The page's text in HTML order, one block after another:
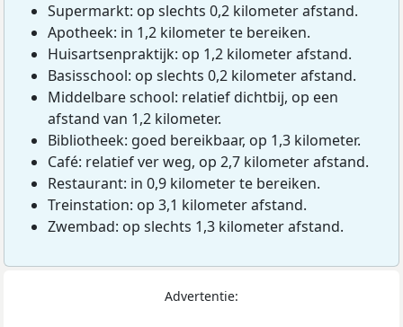
Supermarkt: op slechts 0,2 kilometer afstand.
Apotheek: in 1,2 kilometer te bereiken.
Huisartsenpraktijk: op 1,2 kilometer afstand.
Basisschool: op slechts 0,2 kilometer afstand.
Middelbare school: relatief dichtbij, op een
afstand van 1,2 kilometer.
Bibliotheek: goed bereikbaar, op 1,3 kilometer.
Café: relatief ver weg, op 2,7 kilometer afstand.
Restaurant: in 0,9 kilometer te bereiken.
Treinstation: op 3,1 kilometer afstand.
Zwembad: op slechts 1,3 kilometer afstand.
Advertentie: